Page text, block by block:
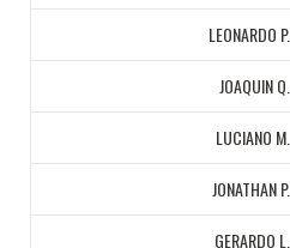
LEONARDO P.
JOAQUIN Q.
LUCIANO M.
JONATHAN P.
GERARDO L.